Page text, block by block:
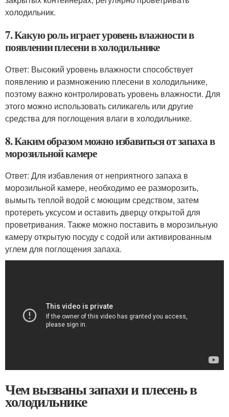
холодильник.
7. Какую роль играет уровень влажности в
появлении плесени в холодильнике
Ответ: Высокий уровень влажности способствует
появлению и размножению плесени в холодильнике,
поэтому важно контролировать уровень влажности. Для
этого можно использовать силикагель или другие
средства для поглощения влаги в холодильнике.
8. Каким образом можно избавиться от запаха в
морозильной камере
Ответ: Для избавления от неприятного запаха в
морозильной камере, необходимо ее разморозить,
вымыть теплой водой с моющим средством, затем
протереть уксусом и оставить дверцу открытой для
проветривания. Также можно поставить в морозильную
камеру открытую посуду с содой или активированным
углем для поглощения запаха.
Чем вызваны запахи и плесень в
холодильнике